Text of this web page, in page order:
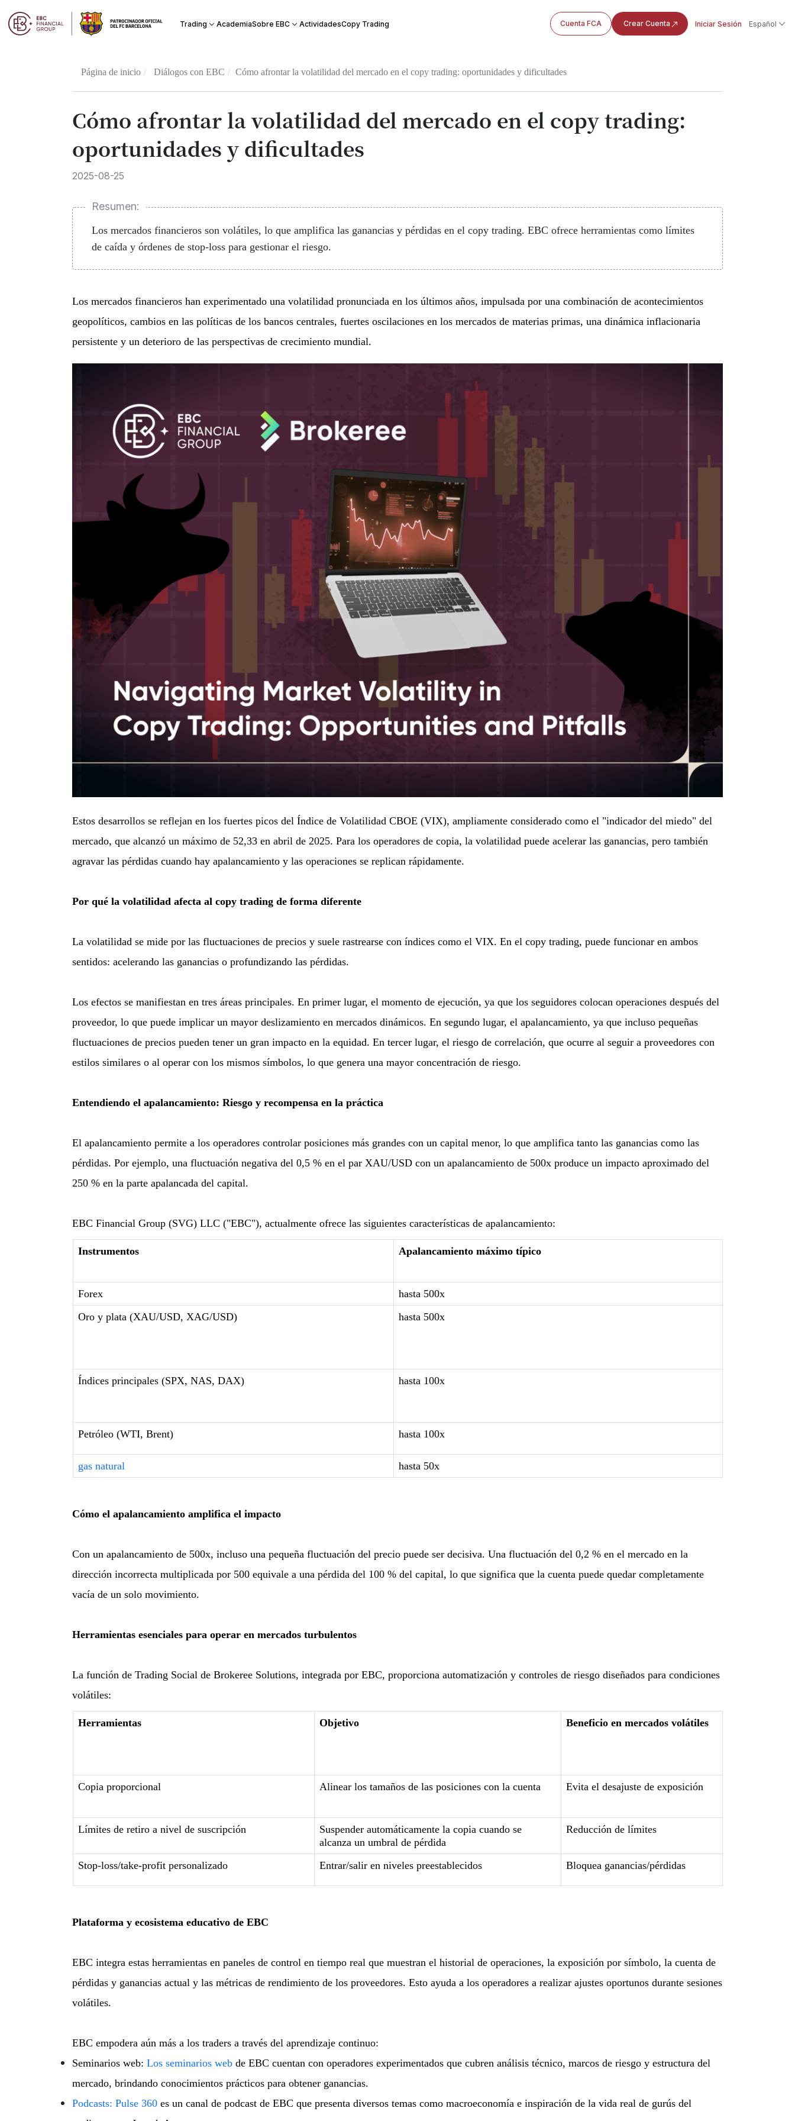
Trading AcademiaSobre EBC ActividadesCopy Trading Cuenta FCA Crear Cuenta Iniciar Sesión Español
Página de inicio Diálogos con EBC Cómo afrontar la volatilidad del mercado en el copy trading: oportunidades y dificultades
Cómo afrontar la volatilidad del mercado en el copy trading:
oportunidades y dificultades
2025-08-25
Resumen:
Los mercados financieros son volátiles, lo que amplifica las ganancias y pérdidas en el copy trading. EBC ofrece herramientas como límites
de caída y órdenes de stop-loss para gestionar el riesgo.
Los mercados financieros han experimentado una volatilidad pronunciada en los últimos años, impulsada por una combinación de acontecimientos
geopolíticos, cambios en las políticas de los bancos centrales, fuertes oscilaciones en los mercados de materias primas, una dinámica inflacionaria
persistente y un deterioro de las perspectivas de crecimiento mundial.
Estos desarrollos se reflejan en los fuertes picos del Índice de Volatilidad CBOE (VIX), ampliamente considerado como el "indicador del miedo" del
mercado, que alcanzó un máximo de 52,33 en abril de 2025. Para los operadores de copia, la volatilidad puede acelerar las ganancias, pero también
agravar las pérdidas cuando hay apalancamiento y las operaciones se replican rápidamente.
Por qué la volatilidad afecta al copy trading de forma diferente
La volatilidad se mide por las fluctuaciones de precios y suele rastrearse con índices como el VIX. En el copy trading, puede funcionar en ambos
sentidos: acelerando las ganancias o profundizando las pérdidas.
Los efectos se manifiestan en tres áreas principales. En primer lugar, el momento de ejecución, ya que los seguidores colocan operaciones después del
proveedor, lo que puede implicar un mayor deslizamiento en mercados dinámicos. En segundo lugar, el apalancamiento, ya que incluso pequeñas
fluctuaciones de precios pueden tener un gran impacto en la equidad. En tercer lugar, el riesgo de correlación, que ocurre al seguir a proveedores con
estilos similares o al operar con los mismos símbolos, lo que genera una mayor concentración de riesgo.
Entendiendo el apalancamiento: Riesgo y recompensa en la práctica
El apalancamiento permite a los operadores controlar posiciones más grandes con un capital menor, lo que amplifica tanto las ganancias como las
pérdidas. Por ejemplo, una fluctuación negativa del 0,5 % en el par XAU/USD con un apalancamiento de 500x produce un impacto aproximado del
250 % en la parte apalancada del capital.
EBC Financial Group (SVG) LLC ("EBC"), actualmente ofrece las siguientes características de apalancamiento:
Instrumentos Apalancamiento máximo típico
Forex
hasta 500x
Oro y plata (XAU/USD, XAG/USD)
hasta 500x
Índices principales (SPX, NAS, DAX) hasta 100x
Petróleo (WTI, Brent) hasta 100x
gas natural hasta 50x
Cómo el apalancamiento amplifica el impacto
Con un apalancamiento de 500x, incluso una pequeña fluctuación del precio puede ser decisiva. Una fluctuación del 0,2 % en el mercado en la
dirección incorrecta multiplicada por 500 equivale a una pérdida del 100 % del capital, lo que significa que la cuenta puede quedar completamente
vacía de un solo movimiento.
Herramientas esenciales para operar en mercados turbulentos
La función de Trading Social de Brokeree Solutions, integrada por EBC, proporciona automatización y controles de riesgo diseñados para condiciones
volátiles:
Herramientas Objetivo Beneficio en mercados volátiles
Copia proporcional Alinear los tamaños de las posiciones con la cuenta Evita el desajuste de exposición
Límites de retiro a nivel de suscripción
Suspender automáticamente la copia cuando se
alcanza un umbral de pérdida
Reducción de límites
Stop-loss/take-profit personalizado Entrar/salir en niveles preestablecidos Bloquea ganancias/pérdidas
Plataforma y ecosistema educativo de EBC
EBC integra estas herramientas en paneles de control en tiempo real que muestran el historial de operaciones, la exposición por símbolo, la cuenta de
pérdidas y ganancias actual y las métricas de rendimiento de los proveedores. Esto ayuda a los operadores a realizar ajustes oportunos durante sesiones
volátiles.
EBC empodera aún más a los traders a través del aprendizaje continuo:
Seminarios web:Los seminarios web de EBC cuentan con operadores experimentados que cubren análisis técnico, marcos de riesgo y estructura del
mercado, brindando conocimientos prácticos para obtener ganancias.
Podcasts: Pulse 360 es un canal de podcast de EBC que presenta diversos temas como macroeconomía e inspiración de la vida real de gurús del